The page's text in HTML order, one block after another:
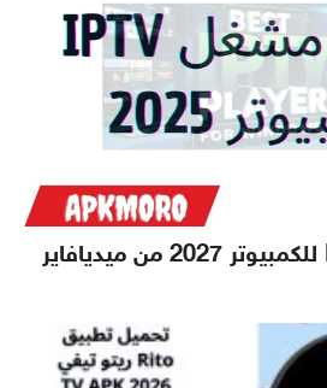
أفضل مشغل IPTV للكمبيوتر 2027 من ميديافاير